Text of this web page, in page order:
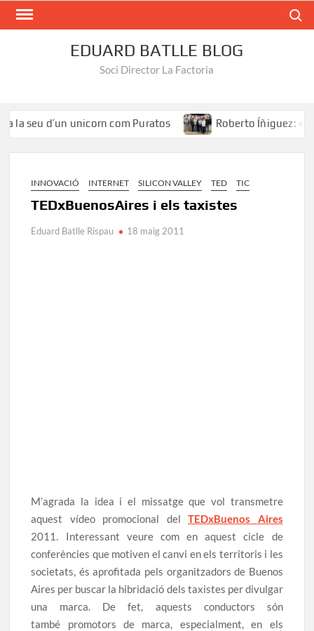
EDUARD BATLLE BLOG
Soci Director La Factoria
la seu d’un unicorn com Puratos Roberto Íñiguez: «El
INNOVACIÓ INTERNET SILICON VALLEY TED TIC
TEDxBuenosAires i els taxistes
Eduard Batlle Rispau 18 maig 2011
M’agrada la idea i el missatge que vol transmetre
aquest vídeo promocional delTEDxBuenos Aires
2011. Interessant veure com en aquest cicle de
conferències que motiven el canvi en els territoris i les
societats, és aprofitada pels organitzadors de Buenos
Aires per buscar la hibridació dels taxistes per divulgar
una marca. De fet, aquests conductors són
també promotors de marca, especialment, en els